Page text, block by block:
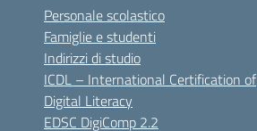
Personale scolastico
Famiglie e studenti
Indirizzi di studio
ICDL – International Certification of
Digital Literacy
EDSC DigiComp 2.2